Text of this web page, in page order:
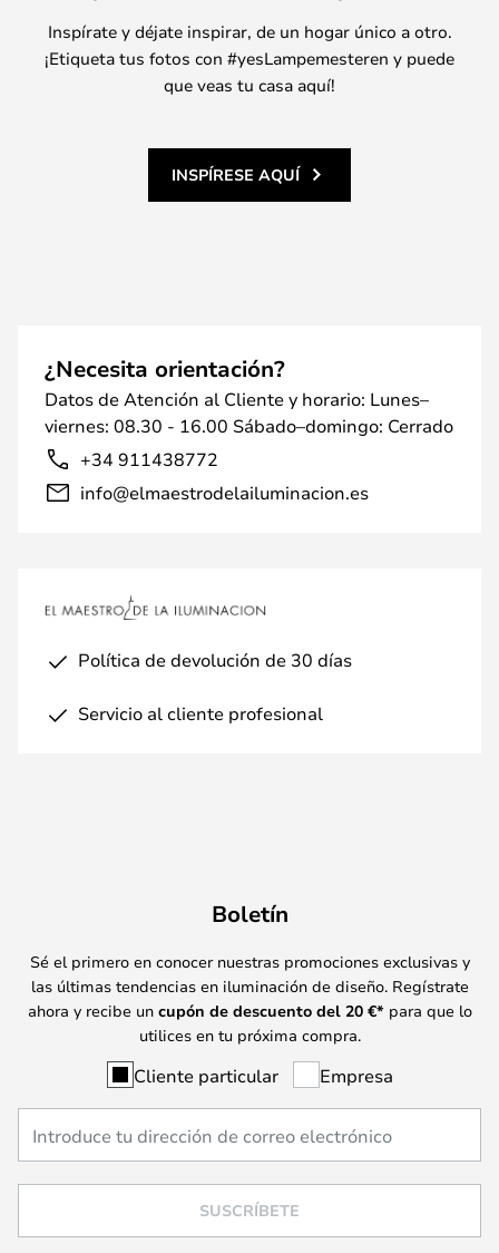
Inspírate y déjate inspirar, de un hogar único a otro.
¡Etiqueta tus fotos con #yesLampemesteren y puede
que veas tu casa aquí!
INSPÍRESE AQUÍ
¿Necesita orientación?
Datos de Atención al Cliente y horario: Lunes–
viernes: 08.30 - 16.00 Sábado–domingo: Cerrado
+34 911438772
info@elmaestrodelailuminacion.es
Política de devolución de 30 días
Servicio al cliente profesional
Boletín
Sé el primero en conocer nuestras promociones exclusivas y
las últimas tendencias en iluminación de diseño. Regístrate
ahora y recibe un cupón de descuento del 20 €* para que lo
utilices en tu próxima compra.
Cliente particular Empresa
SUSCRÍBETE